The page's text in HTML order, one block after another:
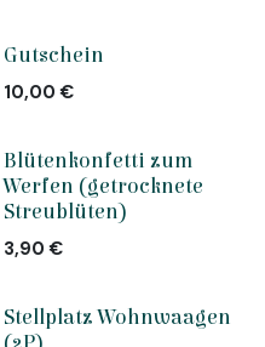
Gutschein
10,00 €
Blütenkonfetti zum
Werfen (getrocknete
Streublüten)
3,90 €
Stellplatz Wohnwaagen